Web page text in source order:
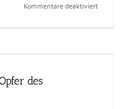
Kommentare deaktiviertfür
des